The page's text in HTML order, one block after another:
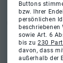
Buttons
bzw. Ihrer
persönlichen
beschriebenen
sowie Art. 6
bis zu230
davon, dass
außerhalb der